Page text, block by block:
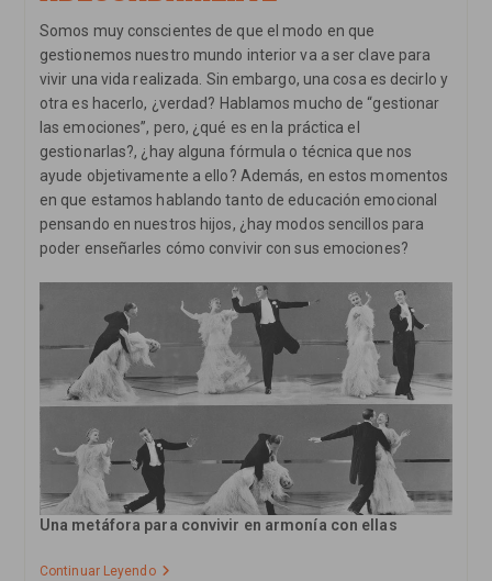
Somos muy conscientes de que el modo en que
gestionemos nuestro mundo interior va a ser clave para
vivir una vida realizada. Sin embargo, una cosa es decirlo y
otra es hacerlo, ¿verdad? Hablamos mucho de “gestionar
las emociones”, pero, ¿qué es en la práctica el
gestionarlas?, ¿hay alguna fórmula o técnica que nos
ayude objetivamente a ello? Además, en estos momentos
en que estamos hablando tanto de educación emocional
pensando en nuestros hijos, ¿hay modos sencillos para
poder enseñarles cómo convivir con sus emociones?
Una metáfora para convivir en armonía con ellas
Continuar LeyendoBailar